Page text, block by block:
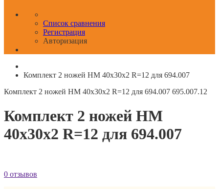
Список сравнения
Регистрация
Авторизация
Комплект 2 ножей HM 40x30x2 R=12 для 694.007
Комплект 2 ножей HM 40x30x2 R=12 для 694.007 695.007.12
Комплект 2 ножей HM
40x30x2 R=12 для 694.007
0 отзывов